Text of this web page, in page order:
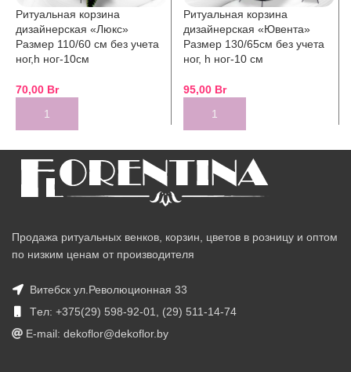
Ритуальная корзина
дизайнерская «Люкс»
Размер 110/60 см без учета
ног,h ног-10см
70,00 Br
Ритуальная корзина
дизайнерская «Ювента»
Размер 130/65см без учета
ног, h ног-10 см
95,00 Br
Продажа ритуальных венков, корзин, цветов в розницу и оптом
по низким ценам от производителя
Витебск ул.Революционная 33
Tел: +375(29) 598-92-01, (29) 511-14-74
E-mail: dekoflor@dekoflor.by